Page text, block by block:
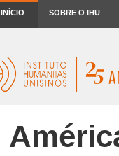
INÍCIO SOBRE O IHU